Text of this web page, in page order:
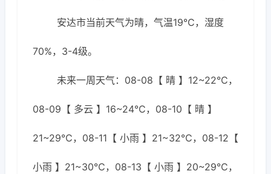
安达市当前天气为晴，气温19℃，湿度
70%，3-4级。
未来一周天气：08-08【 晴 】12~22℃，
08-09【 多云 】16~24℃，08-10【 晴 】
21~29℃，08-11【 小雨 】21~32℃，08-12【
小雨 】21~30℃，08-13【 小雨 】20~29℃，